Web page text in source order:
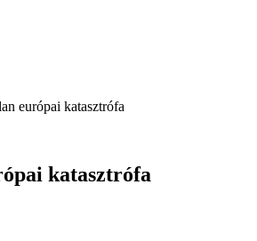
európai katasztrófa
katasztrófa